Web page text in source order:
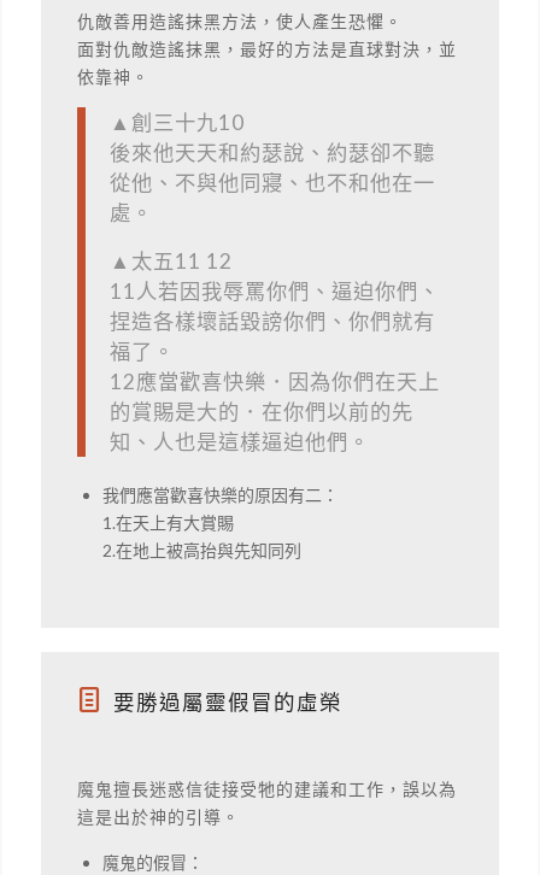
仇敵善用造謠抹黑方法，使人產生恐懼。
面對仇敵造謠抹黑，最好的方法是直球對決，並
依靠神。
▲創三十九10
後來他天天和約瑟說、約瑟卻不聽
從他、不與他同寢、也不和他在一
處。
▲太五11 12
11人若因我辱罵你們、逼迫你們、
捏造各樣壞話毀謗你們、你們就有
福了。
12應當歡喜快樂．因為你們在天上
的賞賜是大的．在你們以前的先
知、人也是這樣逼迫他們。
我們應當歡喜快樂的原因有二：
1.在天上有大賞賜
2.在地上被高抬與先知同列
要勝過屬靈假冒的虛榮
魔鬼擅長迷惑信徒接受牠的建議和工作，誤以為
這是出於神的引導。
魔鬼的假冒：